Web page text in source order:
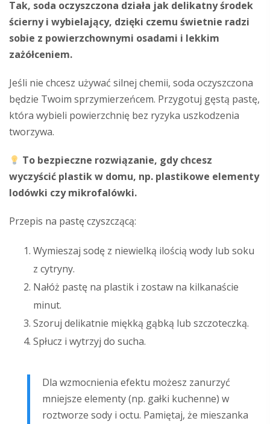
Tak, soda oczyszczona działa jak delikatny środek
ścierny i wybielający, dzięki czemu świetnie radzi
sobie z powierzchownymi osadami i lekkim
zażółceniem.
Jeśli nie chcesz używać silnej chemii, soda oczyszczona
będzie Twoim sprzymierzeńcem. Przygotuj gęstą pastę,
która wybieli powierzchnię bez ryzyka uszkodzenia
tworzywa.
To bezpieczne rozwiązanie, gdy chcesz
wyczyścić plastik w domu, np. plastikowe elementy
lodówki czy mikrofalówki.
Przepis na pastę czyszczącą:
Wymieszaj sodę z niewielką ilością wody lub soku
z cytryny.
Nałóż pastę na plastik i zostaw na kilkanaście
minut.
Szoruj delikatnie miękką gąbką lub szczoteczką.
Spłucz i wytrzyj do sucha.
Dla wzmocnienia efektu możesz zanurzyć
mniejsze elementy (np. gałki kuchenne) w
roztworze sody i octu. Pamiętaj, że mieszanka